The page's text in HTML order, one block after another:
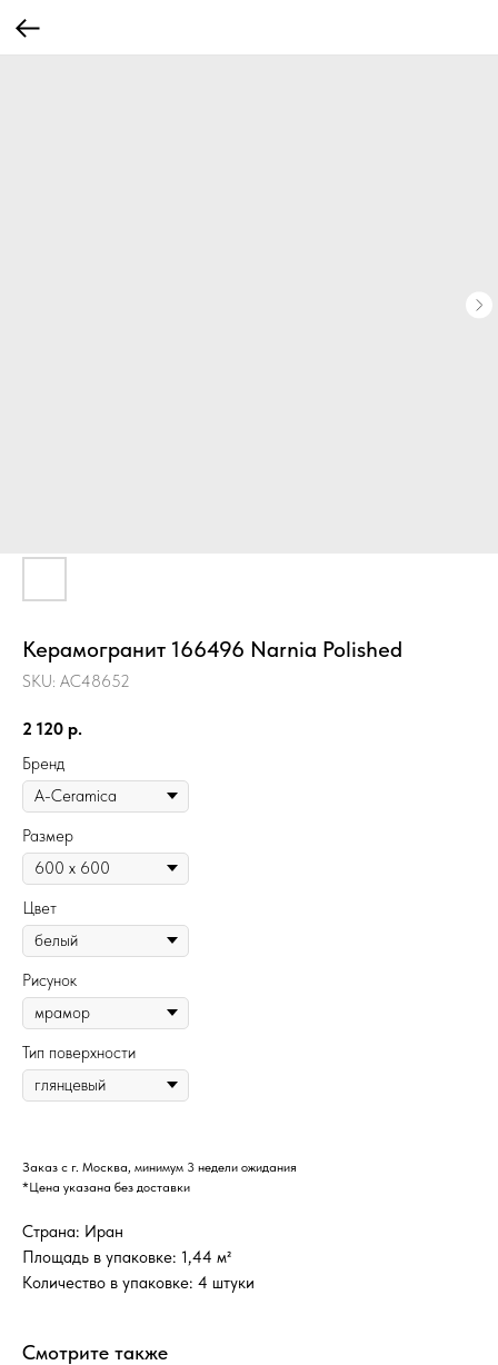
Керамогранит 166496 Narnia Polished
SKU: AC48652
2 120 р.
Бренд
Размер
Цвет
Рисунок
Тип поверхности
Заказ с г. Москва, минимум 3 недели ожидания
*Цена указана без доставки
Страна: Иран
Площадь в упаковке: 1,44 м²
Количество в упаковке: 4 штуки
Смотрите также